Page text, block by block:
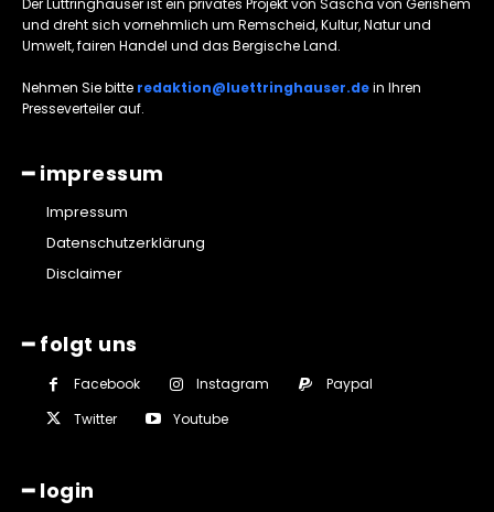
und dreht sich vornehmlich um Remscheid, Kultur, Natur und
Umwelt, fairen Handel und das Bergische Land.
Nehmen Sie bitte redaktion@luettringhauser.dein Ihren
Presseverteiler auf.
━ impressum
Impressum
Datenschutzerklärung
Disclaimer
━ folgt uns
Facebook Instagram
Paypal
Twitter
Youtube
━ login